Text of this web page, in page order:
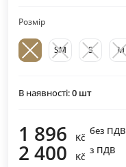
Розмір
SM S M
В наявності:0 шт
1 896 Kč
без ПДВ
2 400 Kč
з ПДВ